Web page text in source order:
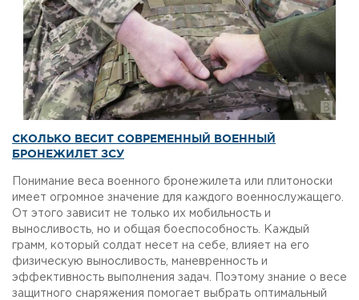
СКОЛЬКО ВЕСИТ СОВРЕМЕННЫЙ ВОЕННЫЙ
БРОНЕЖИЛЕТ ЗСУ
Понимание веса военного бронежилета или плитоноски
имеет огромное значение для каждого военнослужащего.
От этого зависит не только их мобильность и
выносливость, но и общая боеспособность. Каждый
грамм, который солдат несет на себе, влияет на его
физическую выносливость, маневренность и
эффективность выполнения задач. Поэтому знание о весе
защитного снаряжения помогает выбрать оптимальный